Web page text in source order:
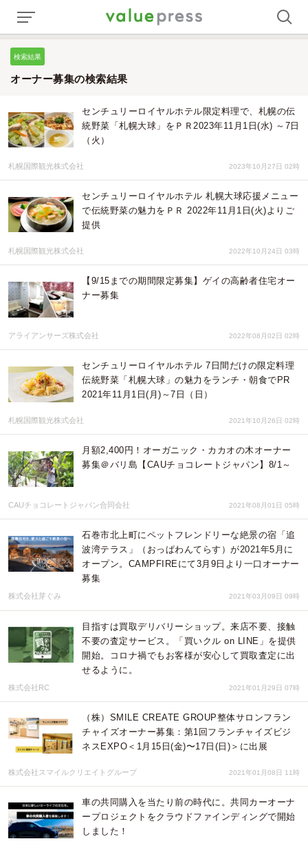
検索結果
オーナー募集の検索結果
センチュリーロイヤルホテル限定料理で、札幌の伝
統野菜「札幌大球」をＰＲ2023年11月1日(水) ～7日
（火）
札幌国際観光株式会社 2023年10月27日 02時
センチュリーロイヤルホテル 札幌大球応援メニュー
で伝統野菜の魅力をＰＲ 2022年11月1日(火)よりご
提供
札幌国際観光株式会社 2022年10月24日 03時
【9/15までの期間限定募集】ゲイの高齢者住宅オー
ナー募集
アライアンサーズ株式会社 2022年08月02日 02時
センチュリーロイヤルホテル 7日間だけの限定料理
伝統野菜「札幌大球」の魅力をランチ・朝食でPR
2021年11月1日(月)～7日（日）
札幌国際観光株式会社 2021年10月26日 02時
月額2,400円！オーガニック・カカオの木オーナー
募集＠バリ島【CAUチョコレートジャパン】8/1～
CAUチョコレートジャパン合同会社 2021年08月01日 05時
石巻市北上町にペットフレンドリーな絶景の宿「追
波湾テラス」（おっぱわんてらす）が2021年5月に
オープン。CAMPFIREにて3月9日より一口オーナー
募集
株式会社芽ぐみ 2021年03月09日 09時
目指すは買取デリバリーショップ。来店不要、接触
不要の査定サービス。「買いクル on LINE」を提供
開始。コロナ禍でもお客様が安心して買取査定に出
せるように。
株式会社RC 2021年01月29日 07時
（株）SMILE CREATE GROUP整体サロンフラン
チャイズオーナー募集：第1回フランチャイズビジ
ネスEXPO＜1月15日(金)〜17日(日)＞に出展
株式会社スマイルクリエイトグループ 2021年01月08日 11時
車の共同購入を当たり前の時代に。共同カーオーナ
ープロジェクトをクラウドファインディングで開始
しました！